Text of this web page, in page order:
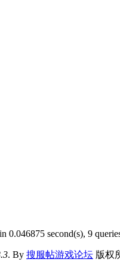
0.046875 second(s), 9
. By 搜服帖游戏论坛 版权